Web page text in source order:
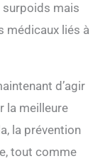
surpoids mais
médicaux liés à
d’agir
la meilleure
la prévention
tout comme